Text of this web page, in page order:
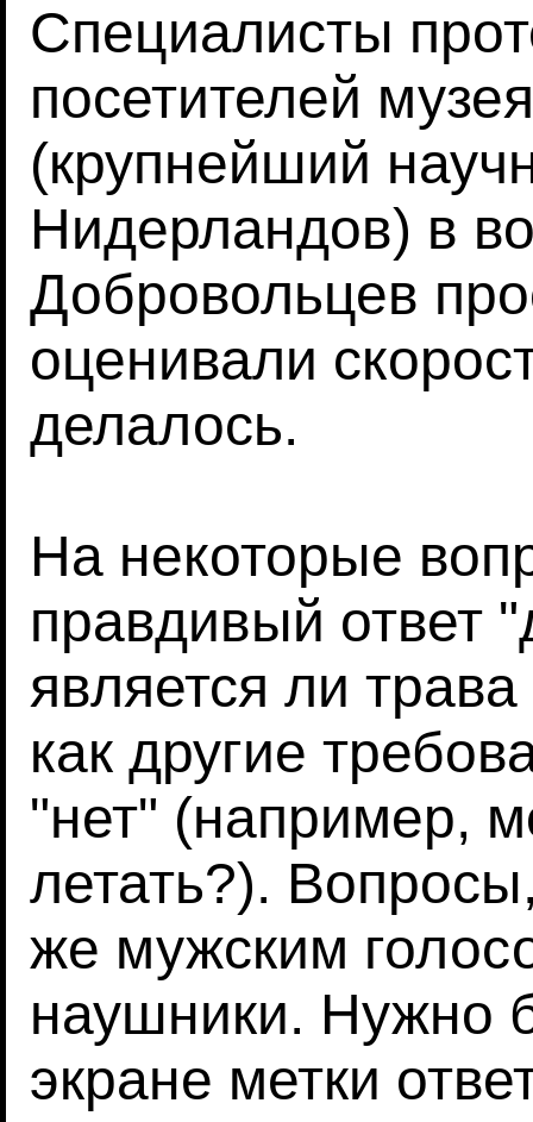
Специалисты
посетителей
(крупнейший
Нидерландов) в
Добровольцев
оценивали
делалось.
На некоторые
правдивый ответ
является ли
как другие
"нет" (например,
летать?).
же мужским
наушники. Нужно
экране метки